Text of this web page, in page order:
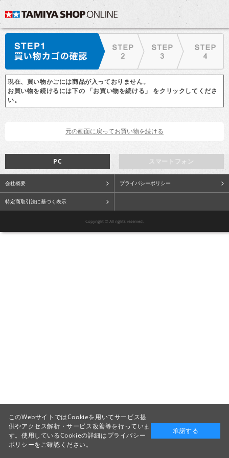
現在、買い物かごには商品が入っておりません。
お買い物を続けるには下の 「お買い物を続ける」 をクリックしてくださ
い。
スマートフォン
PC
会社概要 プライバシーポリシー
特定商取引法に基づく表示
Copyright © All rights reserved.
このWebサイトではCookieを用いてサービス提
供やアクセス解析・サービス改善等を行っていま
す。使用しているCookieの詳細はプライバシー
ポリシーをご確認ください。
承諾する